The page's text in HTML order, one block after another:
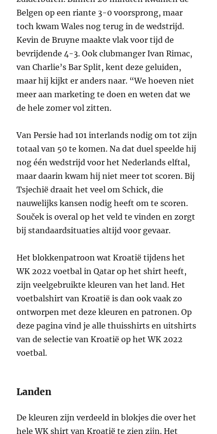
Belgen op een riante 3-0 voorsprong, maar
toch kwam Wales nog terug in de wedstrijd.
Kevin de Bruyne maakte vlak voor tijd de
bevrijdende 4-3. Ook clubmanger Ivan Rimac,
van Charlie’s Bar Split, kent deze geluiden,
maar hij kijkt er anders naar. “We hoeven niet
meer aan marketing te doen en weten dat we
de hele zomer vol zitten.
Van Persie had 101 interlands nodig om tot zijn
totaal van 50 te komen. Na dat duel speelde hij
nog één wedstrijd voor het Nederlands elftal,
maar daarin kwam hij niet meer tot scoren. Bij
Tsjechië draait het veel om Schick, die
nauwelijks kansen nodig heeft om te scoren.
Souček is overal op het veld te vinden en zorgt
bij standaardsituaties altijd voor gevaar.
Het blokkenpatroon wat Kroatië tijdens het
WK 2022 voetbal in Qatar op het shirt heeft,
zijn veelgebruikte kleuren van het land. Het
voetbalshirt van Kroatië is dan ook vaak zo
ontworpen met deze kleuren en patronen. Op
deze pagina vind je alle thuisshirts en uitshirts
van de selectie van Kroatië op het WK 2022
voetbal.
Landen
De kleuren zijn verdeeld in blokjes die over het
hele WK shirt van Kroatië te zien zijn. Het